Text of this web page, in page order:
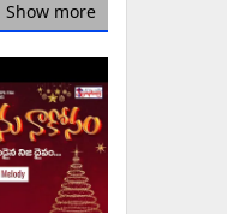
Show more